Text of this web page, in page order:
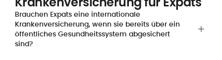
Brauchen Expats eine internationale
Krankenversicherung, wenn sie bereits über ein
öffentliches Gesundheitssystem abgesichert
sind?